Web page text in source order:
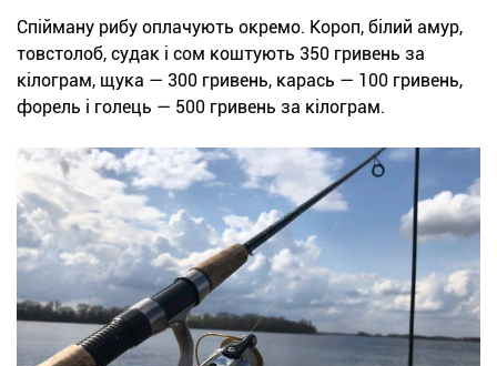
Спійману рибу оплачують окремо. Короп, білий амур,
товстолоб, судак і сом коштують 350 гривень за
кілограм, щука — 300 гривень, карась — 100 гривень,
форель і голець — 500 гривень за кілограм.